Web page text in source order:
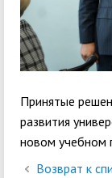
Принятые
развития
новом учебном
Возврат к